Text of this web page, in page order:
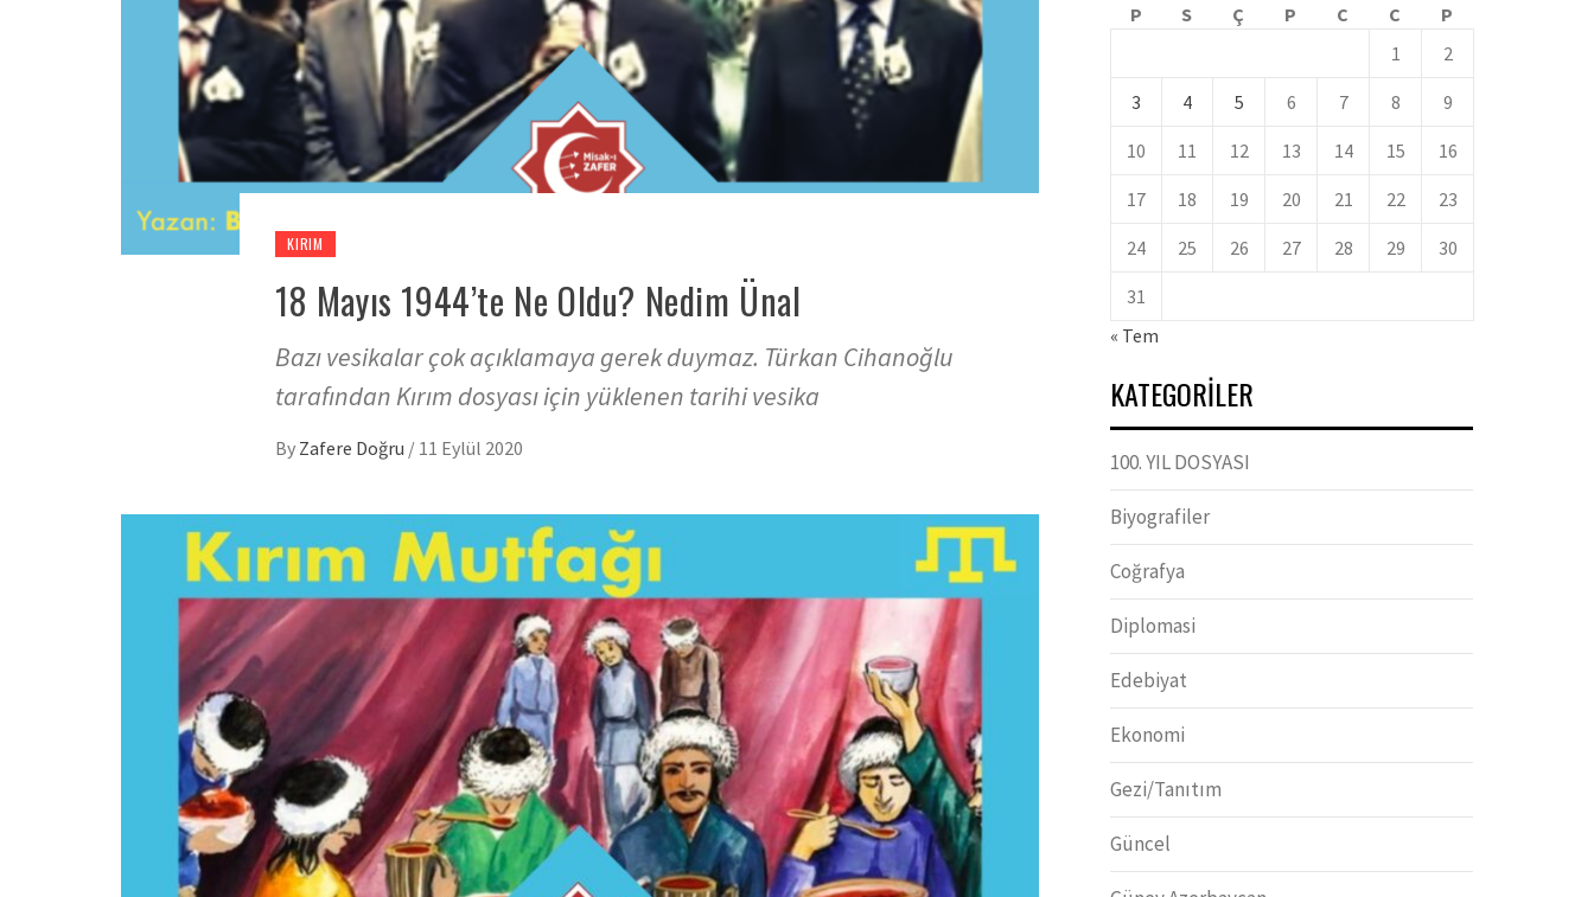
KIRIM
18 Mayıs 1944’te Ne Oldu? Nedim Ünal
Bazı vesikalar çok açıklamaya gerek duymaz. Türkan Cihanoğlu
tarafından Kırım dosyası için yüklenen tarihi vesika
By Zafere Doğru / 11 Eylül 2020
P
S Ç P C C
P
1
2
3 4 5 6 7 8 9
10 11 12 13 14 15 16
17 18 19 20 21 22 23
24 25 26 27 28 29 30
31
« Tem
KATEGORILER
100. YIL DOSYASI
Biyografiler
Coğrafya
Diplomasi
Edebiyat
Ekonomi
Gezi/Tanıtım
Güncel